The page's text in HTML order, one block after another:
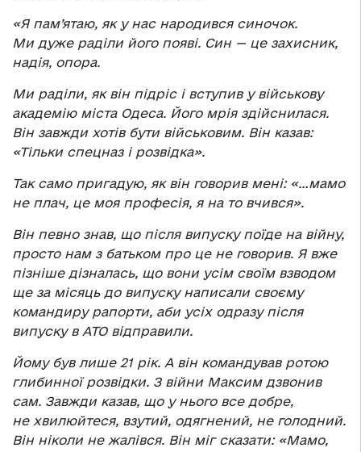
«Я пам’ятаю, як у нас народився синочок.
Ми дуже раділи його появі. Син — це захисник,
надія, опора.
Ми раділи, як він підріс і вступив у військову
академію міста Одеса. Його мрія здійснилася.
Він завжди хотів бути військовим. Він казав:
«Тільки спецназ і розвідка».
Так само пригадую, як він говорив мені: «…мамо
не плач, це моя професія, я на то вчився».
Він певно знав, що після випуску поїде на війну,
просто нам з батьком про це не говорив. Я вже
пізніше дізналась, що вони усім своїм взводом
ще за місяць до випуску написали своєму
командиру рапорти, аби усіх одразу після
випуску в АТО відправили.
Йому був лише 21 рік. А він командував ротою
глибинної розвідки. З війни Максим дзвонив
сам. Завжди казав, що у нього все добре,
не хвилюйтеся, взутий, одягнений, не голодний.
Він ніколи не жалівся. Він міг сказати: «Мамо,